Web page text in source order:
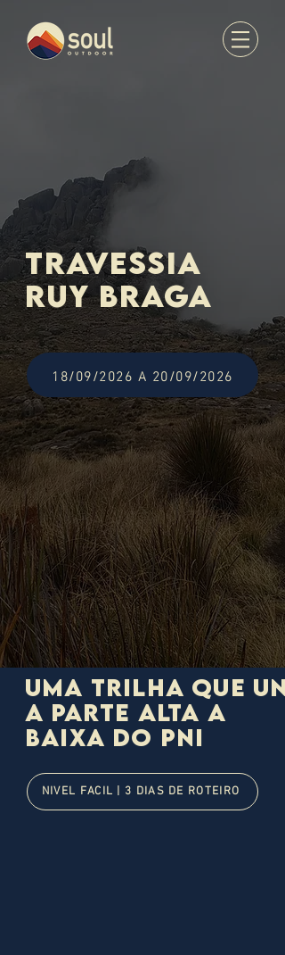
TRAVESSIA
RUY BRAGA
18/09/2026 A 20/09/2026
Uma trilha que
a parte alta a
baixa do pni
NÍVEL FÁCIL | 3 DIAS DE ROTEIRO